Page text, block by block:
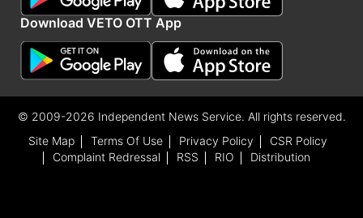
कहा था कि सरकार करों को सरल बनाने के प्रयास जारी
रखेगी।
Advertisement
Download VETO OTT App
© 2009-2026 Independent News Service. All rights reserved.
Site Map
Terms Of Use Privacy Policy
CSR Policy
Complaint Redressal
RSS RIO Distribution